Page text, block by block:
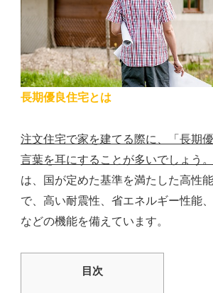
長期優良住宅とは
注文住宅で家を建てる際に、「長期
言葉を耳にすることが多いでしょう。
は、国が定めた基準を満たした高性
で、高い耐震性、省エネルギー性能
などの機能を備えています。
目次